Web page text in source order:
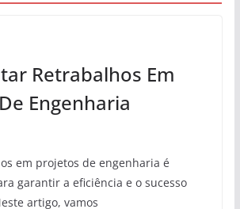
Retrabalhos Em
Engenharia
em projetos de engenharia é
garantir a eficiência e o sucesso
artigo, vamos